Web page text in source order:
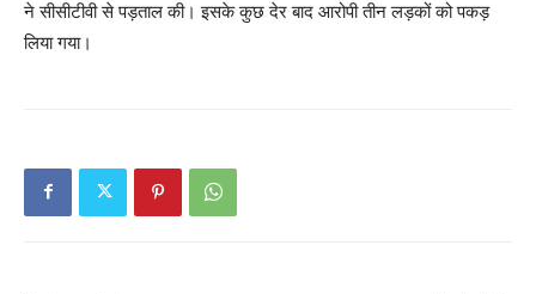
ने सीसीटीवी से पड़ताल की। इसके कुछ देर बाद आरोपी तीन लड़कों को पकड़
लिया गया।